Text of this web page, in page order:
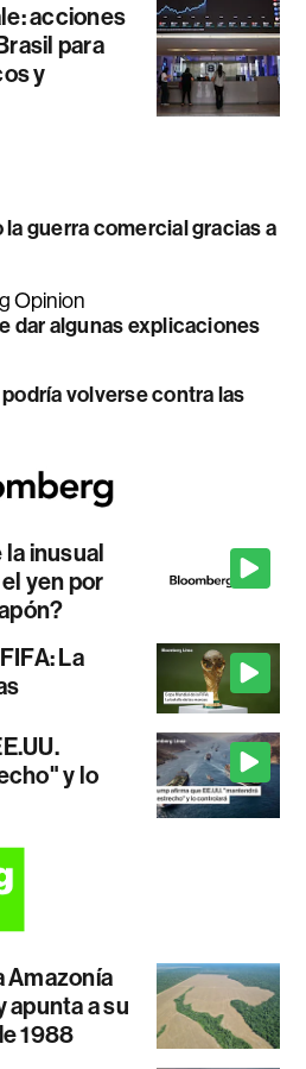
acciones
para
y
guerra comercial gracias a
Opinion
dar algunas explicaciones
volverse contra las
la inusual
yen por
La
y lo
Amazonía
apunta a su
1988